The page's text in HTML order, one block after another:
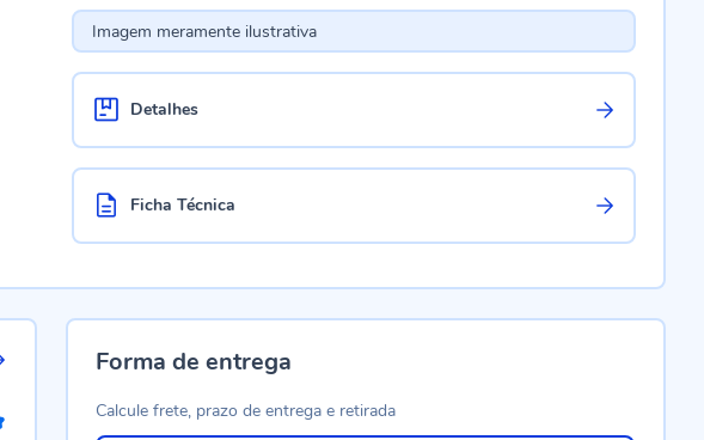
Imagem meramente ilustrativa
Detalhes
Ficha Técnica
Forma de entrega
Calcule frete, prazo de entrega e retirada